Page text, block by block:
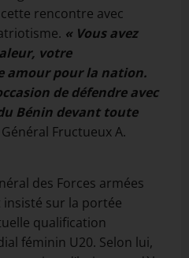
rencontre avec
« Vous avez
votre
amour pour la nation.
de défendre avec
Bénin devant toute
Fructueux A.
des Forces armées
sur la portée
qualification
féminin U20. Selon lui,